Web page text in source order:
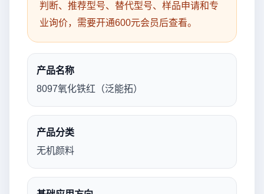
判断、推荐型号、替代型号、样品申请和专
业询价，需要开通600元会员后查看。
产品名称
8097氧化铁红（泛能拓）
产品分类
无机颜料